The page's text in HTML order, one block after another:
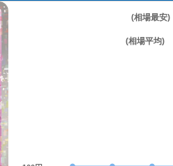
(相場最安)
(相場平均)